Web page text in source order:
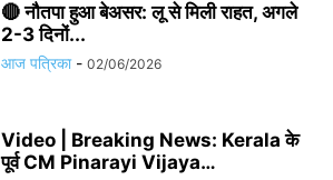
🔴 नौतपा हुआ बेअसर: लू से मिली राहत, अगले
2-3 दिनों...
आज पत्रिका - 02/06/2026
Video | Breaking News: Kerala के
पूर्व CM Pinarayi Vijaya…